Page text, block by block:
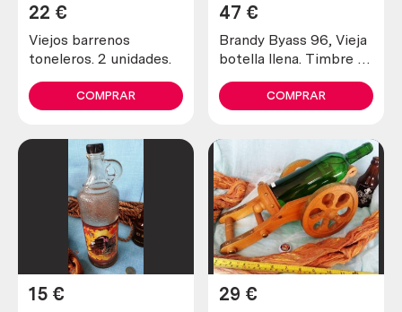
Viejos barrenos
toneleros. 2 unidades.
22 €
COMPRAR
Brandy Byass 96, Vieja
botella llena. Timbre de
47 €
COMPRAR
15 € 29 €